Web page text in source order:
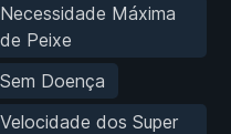
Necessidade Máxima
de Peixe
Sem Doença
Velocidade dos Super